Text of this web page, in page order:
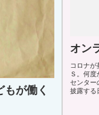
が働く
オン
コロナが
Ｓ。何
センター
披露する